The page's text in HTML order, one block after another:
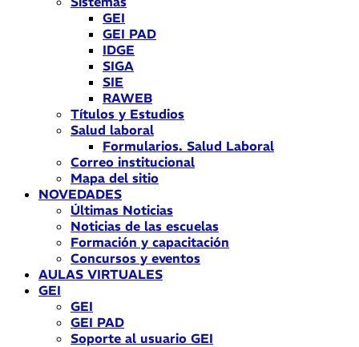
GEI
GEI PAD
IDGE
SIGA
SIE
RAWEB
Títulos y Estudios
Salud laboral
Formularios. Salud Laboral
Correo institucional
Mapa del sitio
NOVEDADES
Últimas Noticias
Noticias de las escuelas
Formación y capacitación
Concursos y eventos
AULAS VIRTUALES
GEI
GEI
GEI PAD
Soporte al usuario GEI